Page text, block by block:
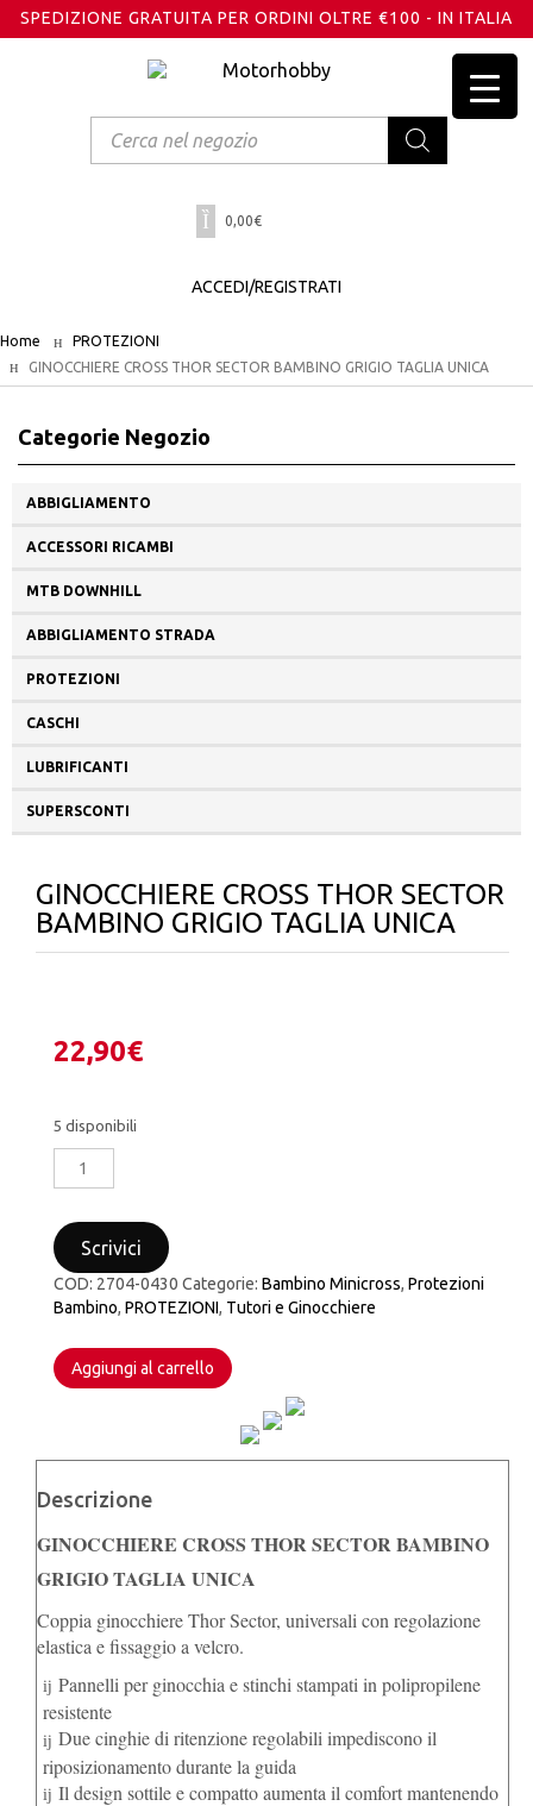
SPEDIZIONE GRATUITA PER ORDINI OLTRE €100 - IN ITALIA
search
0,00€
ACCEDI/REGISTRATI
Home
PROTEZIONI
GINOCCHIERE CROSS THOR SECTOR BAMBINO GRIGIO TAGLIA UNICA
Categorie Negozio
ABBIGLIAMENTO
ACCESSORI RICAMBI
MTB DOWNHILL
ABBIGLIAMENTO STRADA
PROTEZIONI
CASCHI
LUBRIFICANTI
SUPERSCONTI
GINOCCHIERE CROSS THOR SECTOR
BAMBINO GRIGIO TAGLIA UNICA
22,90€
5 disponibili
GINOCCHIERE
SECTOR
BAMBINO
GRIGIO
TAGLIA
quantità
Scrivici
COD: 2704-0430 Categorie: Bambino Minicross, Protezioni
Bambino, PROTEZIONI, Tutori e Ginocchiere
Aggiungi al carrello
Descrizione
GINOCCHIERE CROSS THOR SECTOR BAMBINO
GRIGIO TAGLIA UNICA
Coppia ginocchiere Thor Sector, universali con regolazione
elastica e fissaggio a velcro.
Pannelli per ginocchia e stinchi stampati in polipropilene
resistente
Due cinghie di ritenzione regolabili impediscono il
riposizionamento durante la guida
Il design sottile e compatto aumenta il comfort mantenendo